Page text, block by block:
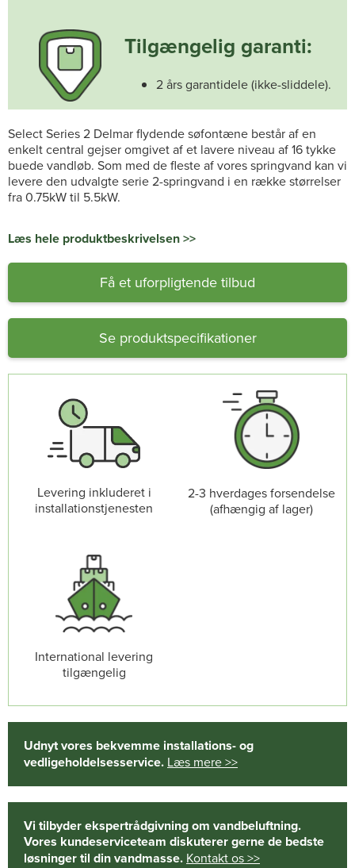
Tilgængelig garanti:
2 års garantidele (ikke-sliddele).
Select Series 2 Delmar flydende søfontæne består af en
enkelt central gejser omgivet af et lavere niveau af 16 tykke
buede vandløb. Som med de fleste af vores springvand kan vi
levere den udvalgte serie 2-springvand i en række størrelser
fra 0.75kW til 5.5kW.
Læs hele produktbeskrivelsen >>
Få et uforpligtende tilbud
Se produktspecifikationer
Levering inkluderet i
installationstjenesten
2-3 hverdages forsendelse
(afhængig af lager)
International levering
tilgængelig
Udnyt vores bekvemme installations- og
vedligeholdelsesservice. Læs mere >>
Vi tilbyder ekspertrådgivning om vandbeluftning.
Vores kundeserviceteam diskuterer gerne de bedste
løsninger til din vandmasse. Kontakt os >>